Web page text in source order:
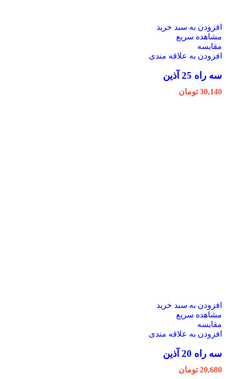
افزودن به سبد خرید
مشاهده سریع
مقایسه
افزودن به علاقه مندی
سه راه 25 آذین
30,140 تومان
افزودن به سبد خرید
مشاهده سریع
مقایسه
افزودن به علاقه مندی
سه راه 20 آذین
20,680 تومان